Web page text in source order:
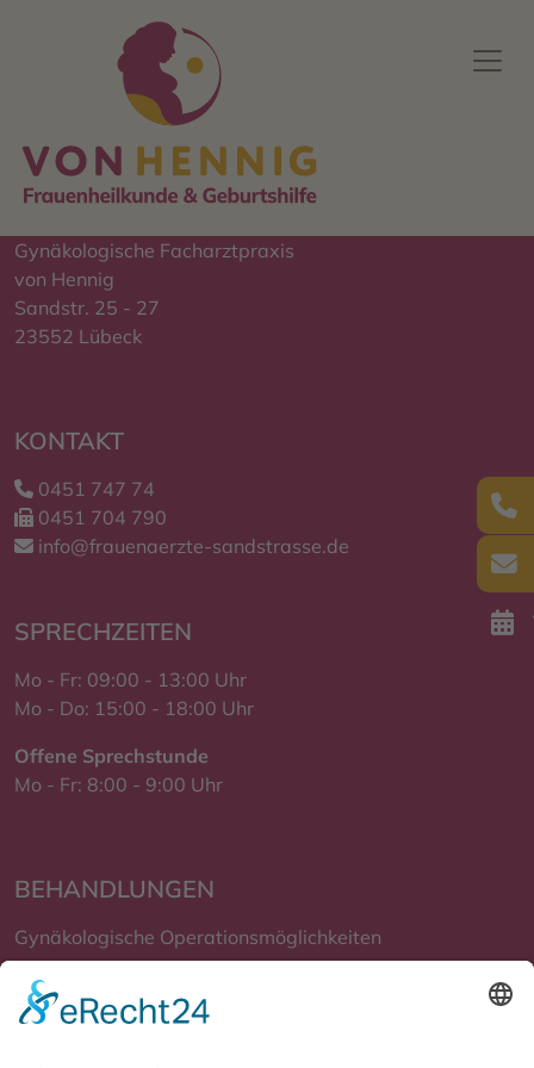
Gynäkologische Facharztpraxis
von Hennig
Sandstr. 25 - 27
23552 Lübeck
KONTAKT
0451 747 74
0451 704 790
info@frauenaerzte-sandstrasse.de
SPRECHZEITEN
Mo - Fr: 09:00 - 13:00 Uhr
Mo - Do: 15:00 - 18:00 Uhr
Offene Sprechstunde
Mo - Fr: 8:00 - 9:00 Uhr
BEHANDLUNGEN
Gynäkologische Operationsmöglichkeiten
Schwangerschaft und Geburt
Krebsvorsorge und Früherkennung